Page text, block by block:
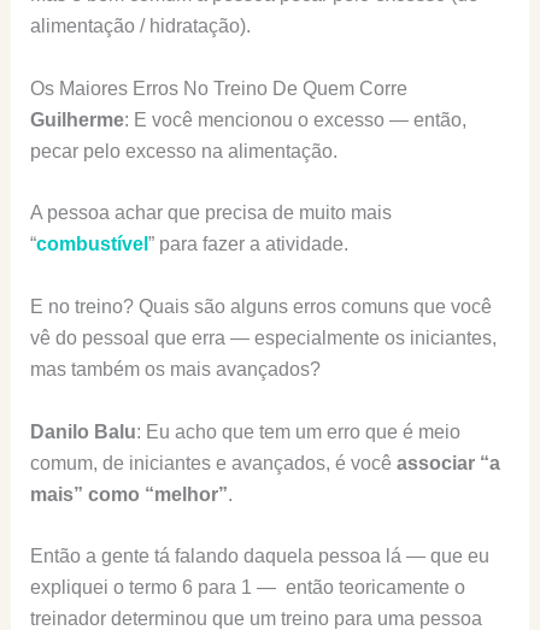
alimentação / hidratação).
Os Maiores Erros No Treino De Quem Corre
Guilherme: E você mencionou o excesso — então,
pecar pelo excesso na alimentação.
A pessoa achar que precisa de muito mais
“combustível ” para fazer a atividade.
E no treino? Quais são alguns erros comuns que você
vê do pessoal que erra — especialmente os iniciantes,
mas também os mais avançados?
Danilo Balu: Eu acho que tem um erro que é meio
comum, de iniciantes e avançados, é você associar “a
mais” como “melhor”.
Então a gente tá falando daquela pessoa lá — que eu
expliquei o termo 6 para 1 — então teoricamente o
treinador determinou que um treino para uma pessoa